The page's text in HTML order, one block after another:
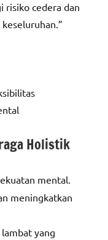
risiko cedera dan
Holistik
mental.
meningkatkan
yang